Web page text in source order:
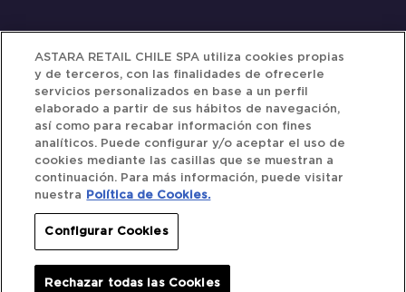
Servicio al cliente
Términos y Condiciones
Política de privacidad
Siguenos
Redes Sociales
ASTARA RETAIL CHILE SPA utiliza cookies propias
y de terceros, con las finalidades de ofrecerle
servicios personalizados en base a un perfil
elaborado a partir de sus hábitos de navegación,
así como para recabar información con fines
analíticos. Puede configurar y/o aceptar el uso de
cookies mediante las casillas que se muestran a
continuación. Para más información, puede visitar
nuestra
Política de Cookies.
Configurar Cookies
Rechazar todas las Cookies